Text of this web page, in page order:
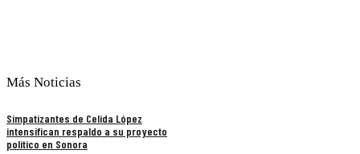
Más Noticias
Simpatizantes de Celida López
intensifican respaldo a su proyecto
político en Sonora